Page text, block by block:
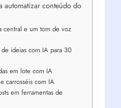
automatizar conteúdo do
central e um tom de voz
ideias com IA para 30
em lote com IA
carrosséis com IA
em ferramentas de